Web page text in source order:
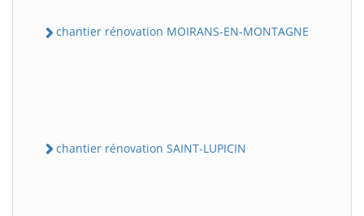
chantier rénovation MOIRANS-EN-MONTAGNE
chantier rénovation SAINT-LUPICIN